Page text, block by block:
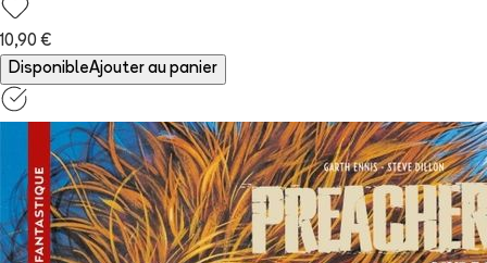
10,90 €
DisponibleAjouter au panier